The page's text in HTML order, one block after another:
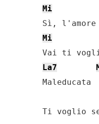
Mi
Mi
La7
Maleducata
Ti voglio